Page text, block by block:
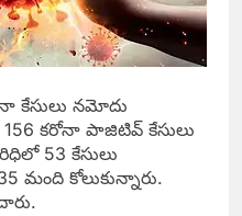
కేసులు నమోదు
కరోనా పాజిటివ్ కేసులు
53 కేసులు
కోలుకున్నారు.